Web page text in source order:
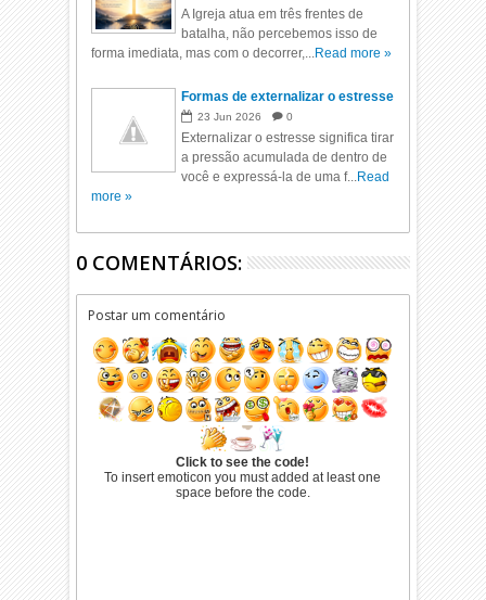
A Igreja atua em três frentes de
batalha, não percebemos isso de
forma imediata, mas com o decorrer,...Read more »
Formas de externalizar o estresse
23 Jun 2026 0
Externalizar o estresse significa tirar
a pressão acumulada de dentro de
você e expressá-la de uma f...Read
more »
0 COMENTÁRIOS:
Postar um comentário
Click to see the code!
To insert emoticon you must added at least one
space before the code.